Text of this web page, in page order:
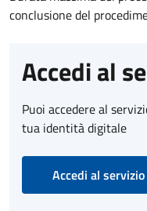
conclusione del
Accedi al
Puoi accedere al
tua identità digitale
Accedi al servizio